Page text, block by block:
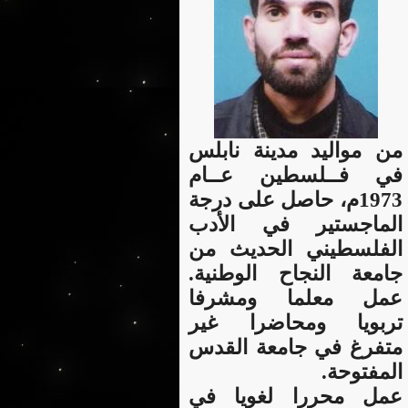
من مواليد مدينة نابلس
في فــلسطين عــام
1973م، حاصل على درجة
الماجستير في الأدب
الفلسطيني الحديث من
جامعة النجاح الوطنية.
عمل معلما ومشرفا
تربويا ومحاضرا غير
متفرغ في جامعة القدس
المفتوحة.
عمل محررا لغويا في